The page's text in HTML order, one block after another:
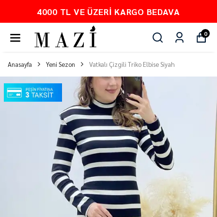
PEŞİN FİYATINA 3
0
Anasayfa Yeni Sezon Vatkalı Çizgili Triko Elbise Siyah